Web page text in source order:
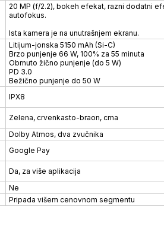
20 MP (f/2.2), bokeh efekat, razni dodatni
autofokus.
Ista kamera je na unutrašnjem ekranu.
Litijum-jonska 5150 mAh (Si-C)
Brzo punjenje 66 W, 100% za 55 minuta
Obrnuto žično punjenje (do 5 W)
PD 3.0
Bežično punjenje do 50 W
IPX8
Zelena, crvenkasto-braon, crna
Dolby Atmos, dva zvučnika
Google Pay
Da, za više aplikacija
Ne
Pripada višem cenovnom segmentu